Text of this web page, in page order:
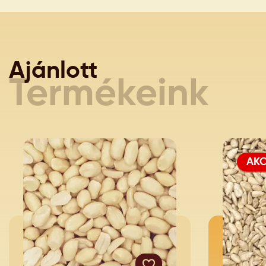
Ajánlott
Termékeink